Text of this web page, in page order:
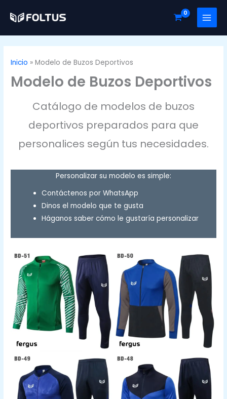
Inicio Modelo de Buzos Deportivos
Modelo de Buzos Deportivos
Catálogo de modelos de buzos
deportivos preparados para que
personalices según tus necesidades.
Personalizar su modelo es simple:
Contáctenos por WhatsApp
Dinos el modelo que te gusta
Háganos saber cómo le gustaría personalizar